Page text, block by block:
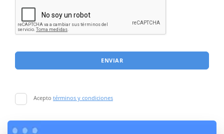
ENVIAR
Acepto términos y condiciones